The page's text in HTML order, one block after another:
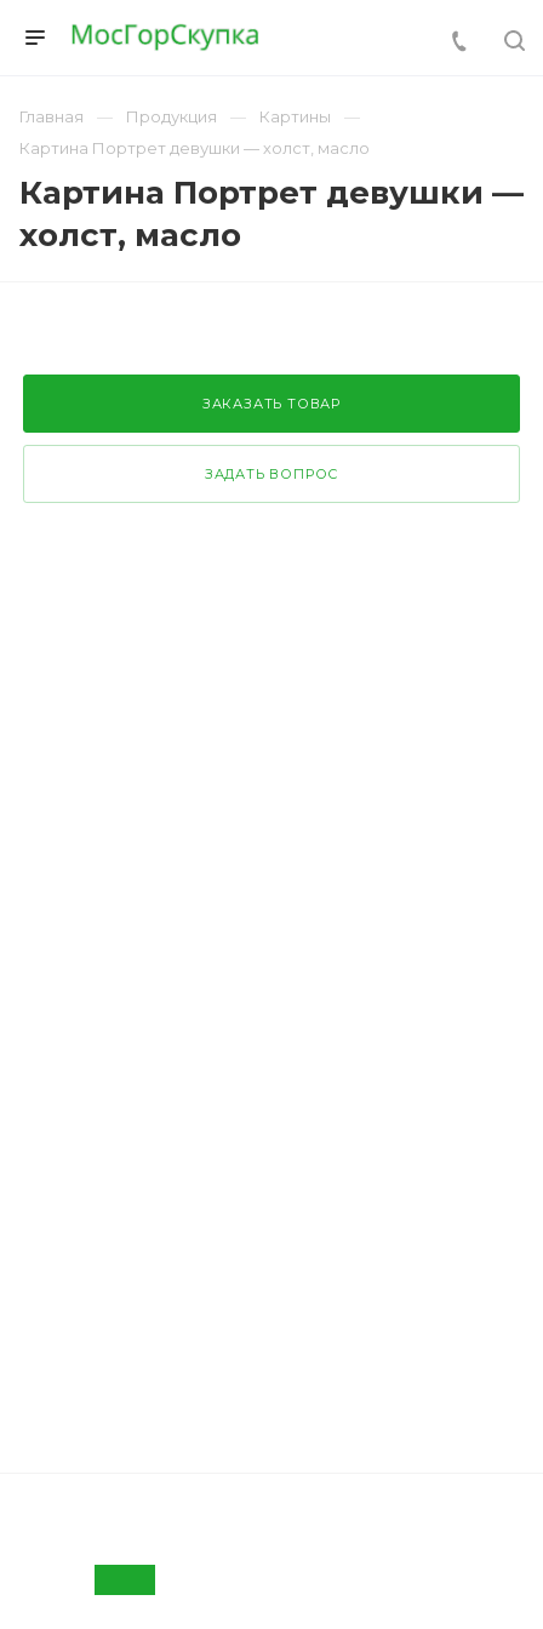
Главная Продукция
Картины
Картина Портрет девушки — холст, масло
Картина Портрет девушки —
холст, масло
ЗАКАЗАТЬ ТОВАР
ЗАДАТЬ ВОПРОС